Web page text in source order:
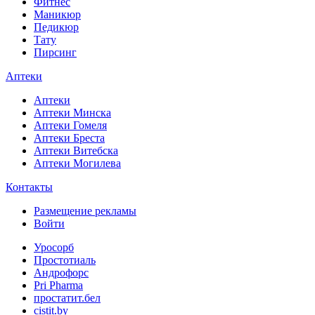
Маникюр
Педикюр
Тату
Пирсинг
Аптеки
Аптеки
Аптеки Минска
Аптеки Гомеля
Аптеки Бреста
Аптеки Витебска
Аптеки Могилева
Контакты
Размещение рекламы
Войти
Уросорб
Простотиаль
Андрофорс
Pri Pharma
простатит.бел
cistit.by